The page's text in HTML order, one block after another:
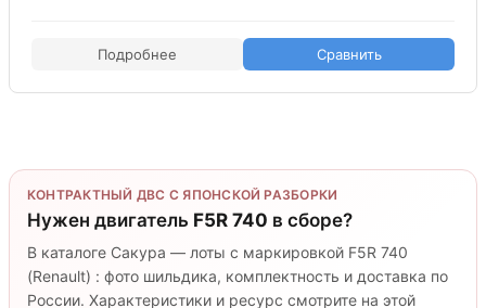
Подробнее Сравнить
КОНТРАКТНЫЙ ДВС С ЯПОНСКОЙ РАЗБОРКИ
Нужен двигатель F5R 740 в сборе?
В каталоге Сакура — лоты с маркировкой F5R 740
(Renault) : фото шильдика, комплектность и доставка по
России. Характеристики и ресурс смотрите на этой